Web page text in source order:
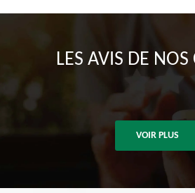
LES AVIS DE NOS
VOIR PLUS